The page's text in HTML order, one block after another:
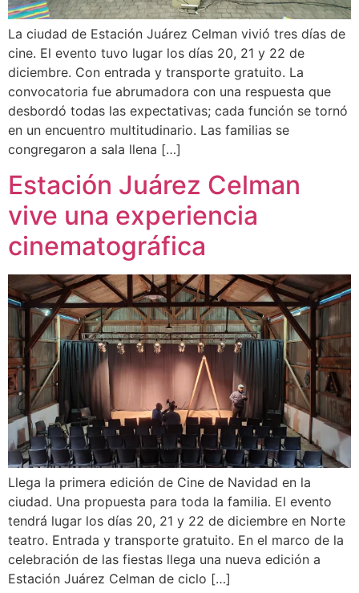
La ciudad de Estación Juárez Celman vivió tres días de
cine. El evento tuvo lugar los días 20, 21 y 22 de
diciembre. Con entrada y transporte gratuito. La
convocatoria fue abrumadora con una respuesta que
desbordó todas las expectativas; cada función se tornó
en un encuentro multitudinario. Las familias se
congregaron a sala llena […]
Estación Juárez Celman
vive una experiencia
cinematográfica
Llega la primera edición de Cine de Navidad en la
ciudad. Una propuesta para toda la familia. El evento
tendrá lugar los días 20, 21 y 22 de diciembre en Norte
teatro. Entrada y transporte gratuito. En el marco de la
celebración de las fiestas llega una nueva edición a
Estación Juárez Celman de ciclo […]